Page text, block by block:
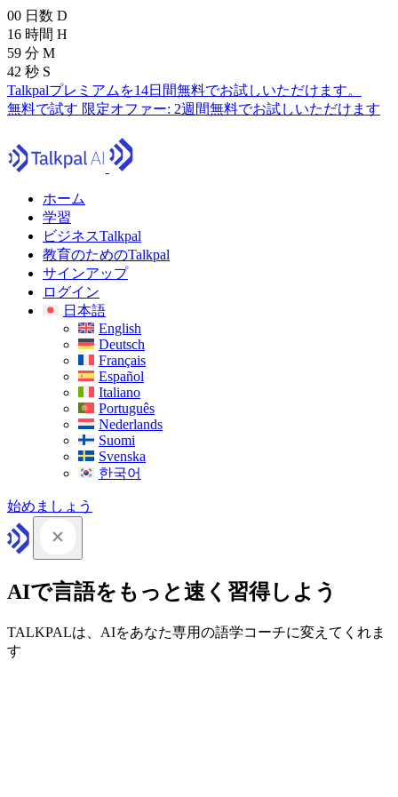
00 日数 D
16 時間 H
59 分 M
40 秒 S
Talkpalプレミアムを14日間無料でお試しいただけます。
無料で試す 限定オファー: 2週間無料でお試しいただけます
ホーム
学習
ビジネスTalkpal
教育のためのTalkpal
サインアップ
ログイン
日本語
English
Deutsch
Français
Español
Italiano
Português
Nederlands
Suomi
Svenska
한국어
始めましょう
AIで言語をもっと速く習得しよう
TALKPALは、AIをあなた専用の語学コーチに変えてくれま
す